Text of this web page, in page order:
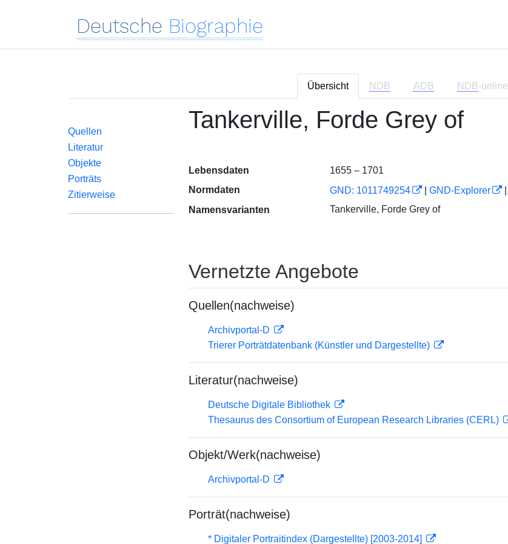
Deutsche Biographie
Übersicht NDB ADB NDB-online
Quellen
Literatur
Objekte
Porträts
Zitierweise
Tankerville, Forde Grey of
Lebensdaten
1655 – 1701
Normdaten
GND: 1011749254 GND-Explorer
Namensvarianten
Tankerville, Forde Grey of
Vernetzte Angebote
Quellen(nachweise)
Archivportal-D
Trierer Porträtdatenbank (Künstler und Dargestellte)
Literatur(nachweise)
Deutsche Digitale Bibliothek
Thesaurus des Consortium of European Research Libraries (CERL)
Objekt/Werk(nachweise)
Archivportal-D
Porträt(nachweise)
* Digitaler Portraitindex (Dargestellte) [2003-2014]